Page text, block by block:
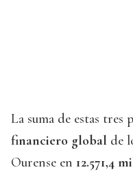
La suma de estas tres
financiero global de
Ourense en 12.571,4